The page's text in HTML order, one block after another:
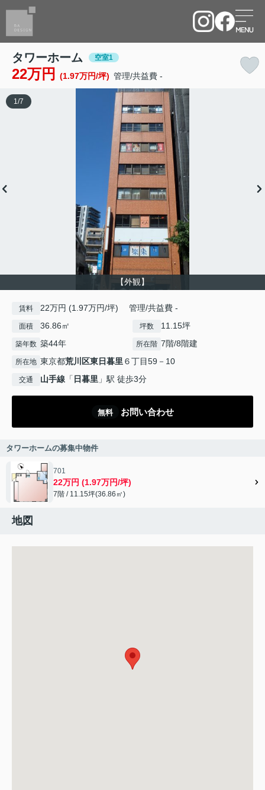
タワーホーム 空室1
22万円 (1.97万円/坪) 管理/共益費 -
【外観】
1 /7
賃料 22万円 (1.97万円/坪) 管理/共益費 -
面積 36.86㎡ 坪数 11.15坪
築年数 築44年 所在階 7階/8階建
所在地 東京都荒川区東日暮里 ６丁目59－10
交通 山手線 「 日暮里 」駅 徒歩3分
無料 お問い合わせ
タワーホームの募集中物件
701
22万円 (1.97万円/坪)
7階 / 11.15坪(36.86㎡)
地図